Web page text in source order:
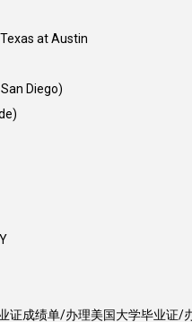
at Austin
Diego)
成绩单/办理美国大学毕业证/